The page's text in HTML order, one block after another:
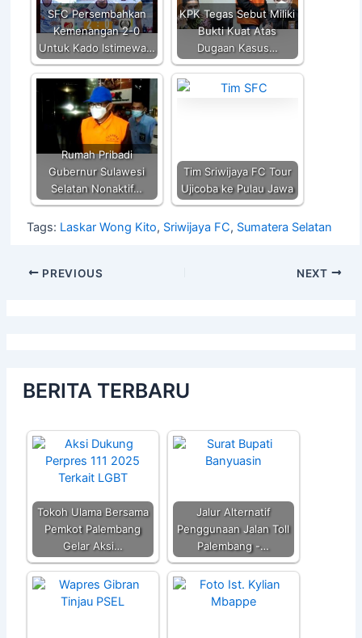
k
SFC Persembahkan
Kemenangan 2-0
Untuk Kado Istimewa…
KPK Tegas Sebut Miliki
Bukti Kuat Atas
Dugaan Kasus…
Rumah Pribadi
Gubernur Sulawesi
Selatan Nonaktif…
Tim Sriwijaya FC Tour
Ujicoba ke Pulau Jawa
Tags: Laskar Wong Kito, Sriwijaya FC, Sumatera Selatan
PREVIOUS NEXT
BERITA TERBARU
Tokoh Ulama Bersama
Pemkot Palembang
Gelar Aksi…
Jalur Alternatif
Penggunaan Jalan Toll
Palembang -…